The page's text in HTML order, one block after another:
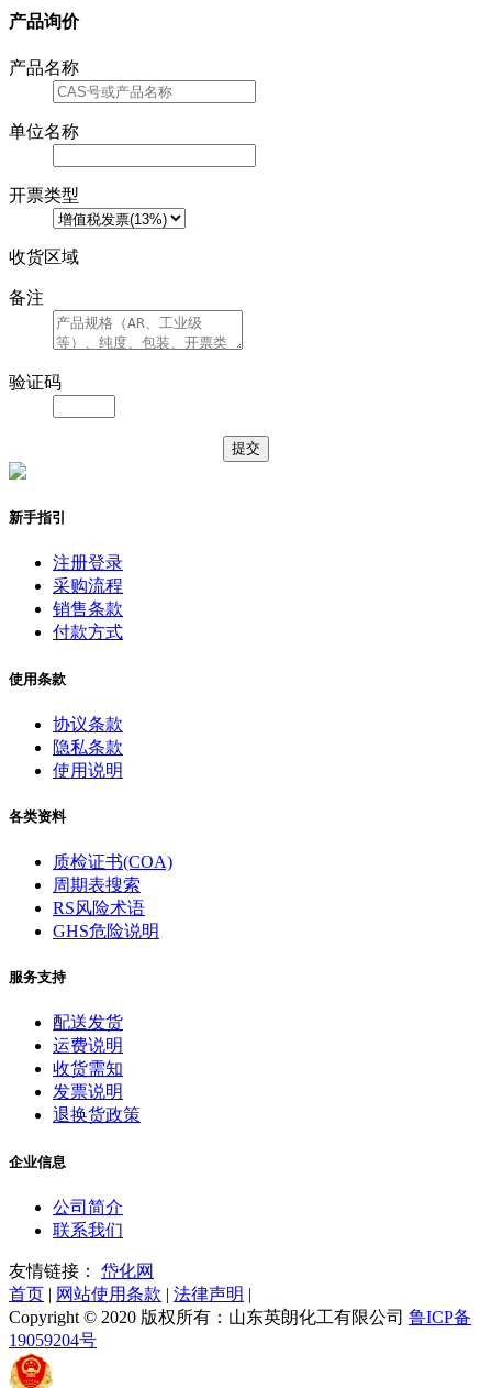
产品询价
产品名称
单位名称
开票类型
收货区域
备注
验证码
新手指引
注册登录
采购流程
销售条款
付款方式
使用条款
协议条款
隐私条款
使用说明
各类资料
质检证书(COA)
周期表搜索
RS风险术语
GHS危险说明
服务支持
配送发货
运费说明
收货需知
发票说明
退换货政策
企业信息
公司简介
联系我们
友情链接： 岱化网
首页 | 网站使用条款 | 法律声明 |
Copyright © 2020 版权所有：山东英朗化工有限公司 鲁ICP备
19059204号